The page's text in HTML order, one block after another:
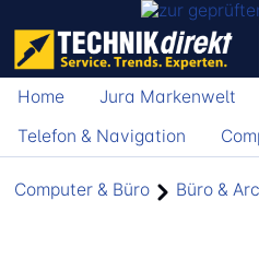
Home Jura Markenwelt
Telefon & Navigation
Computer & Büro Büro &